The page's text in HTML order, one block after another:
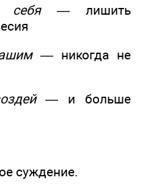
себя— лишить
— никогда не
— и больше
суждение.